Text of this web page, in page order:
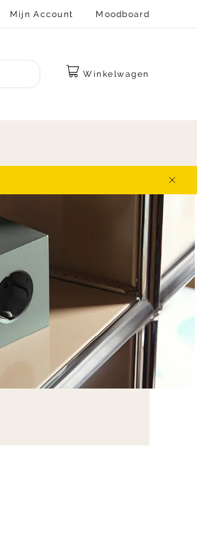
Mijn Account Moodboard
Winkelwagen